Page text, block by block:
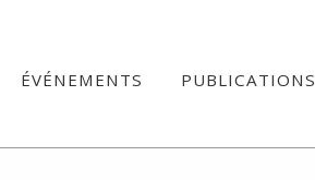
ÉVÉNEMENTS PUBLICATIONS